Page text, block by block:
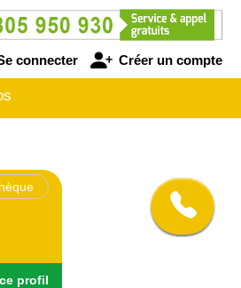
connecter Créer un compte
profil